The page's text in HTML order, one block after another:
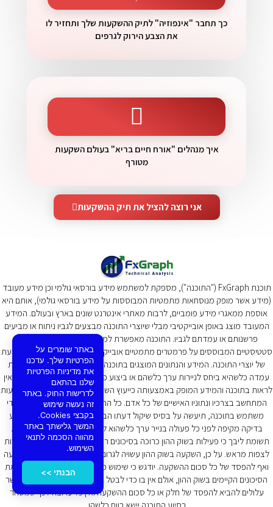
כך תחבר "אינפוזיה" לתיק ההשקעות שלך ותחזיר לו
את הצבע הירוק לגרפים
איך מנהלים "אורח חיים בריא" בעולם השקעות
מטורף
אני רוצה להציל את תיק ההשקעות
תוכנת FxGraph ("התוכנה"), מספקת למשתמש מידע בורסאי גולמי וכן מידע מעובד
(מידע אשר מופק מנוסחאות מתמטיות המבוססות על מידע בורסאי גולמי), אותם היא
אוספת ממאגרי מידע פומביים, לרבות מאתרי אינטרנט שונים בארץ ובעולם. המידע
המעובד מוצג באופן אובייקטיבי מבלי שיוצרי התוכנה מבצעים לגביו ניתוח או מביעים
פרשנותם או עמדתם לגביו. התוכנה מאפשרת למשתמשים בה לבצע ניתוחים
סטטיסטיים המבוססים על פרמטרים מתמטיים אובייקטיבים ואינם מערבים שיקול דעת
של יוצרי התוכנה. המידע והנתונים המוצגים בתוכנה אינה מהווים המלצה או הבעת
עמדה כלשהיא ביחס לניירות ערך כלשהם או ביצוע פעולה כלשהיא בהם. בהתאם אין
לראות בתוכנה והמידע המופק באמצעותה כייעוץ השקעות ו/או תחליף לייעוץ השקעות
המתחשב בצרכיו ונתוניו האישיים של כל אדם. כל החלטת השקעה שתתקבל על ידי
משתמש בתוכנה, תיעשה על בסיס שיקול דעתו הבלעדי, ואנו ממליצים על ביצוע
בדיקה מקיפה לפני כל פעולה בנייר ערך כלשהוא לרבות הסיכונים הכרוכים בכך.
תשומת ליבך כי פעילות בשוק ההון כרוכה בסיכונים רבים אשר את חלקם אין אפשרות
לצפות מראש. על כן, השקעה בשוק ההון עשויה לגרום להפסד חלק מסכום ההשקעה
ואף להפסד של כל סכום ההשקעה. יודגש כי שימוש מושכל בתוכנה עשוי לצמצם את
הסיכונים הקיימים בשוק ההון, אולם אין בו כדי לבטל את כלל הסיכונים הקיימים אשר
עלולים להביא להפסד של חלק או כל סכום ההשקעה ואין כל ערובה לכך שמסחר
באתר שומרים על
הפרטיות שלך. עדכנו
את מדיניות הפרטיות
שלנו בהתאם
לדרישות החוק. באתר
זה נעשה שימוש
בקבצי Cookies.
המשך גלישתך באתר
מהווה הסכמה לתנאי
השימוש.
הבנתי >>